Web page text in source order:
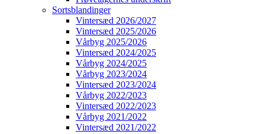
Sortsblandinger
Vintersæd 2026/2027
Vintersæd 2025/2026
Vårbyg 2025/2026
Vintersæd 2024/2025
Vårbyg 2024/2025
Vårbyg 2023/2024
Vintersæd 2023/2024
Vårbyg 2022/2023
Vintersæd 2022/2023
Vårbyg 2021/2022
Vintersæd 2021/2022